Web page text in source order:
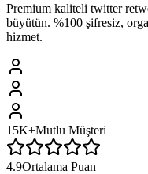
Premium kaliteli twitter
büyütün. %100 şifresiz,
hizmet.
15K+Mutlu Müşteri
4.9Ortalama Puan